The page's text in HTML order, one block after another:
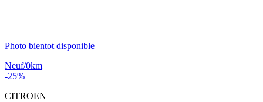
Photo bientot disponible
Neuf/0km
-25%
CITROEN